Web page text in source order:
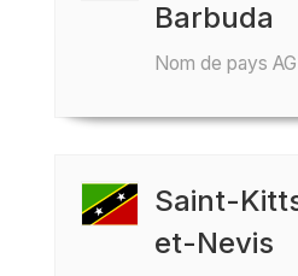
Barbuda
Nom de pays AG
Saint-
et-Nevis